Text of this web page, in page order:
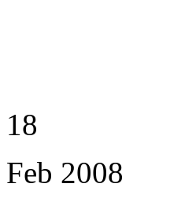
18
Feb 2008